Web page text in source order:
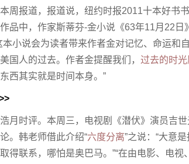
周报道，报道说，纽约时报2011十本好书
品中，作家斯蒂芬-金小说《63年11月22
本小说会为读者带来作者金对记忆、命运和
国人的过去。作者金提醒我们， 过去的时光
西其实就是时间本身。”
月时评。本周三，电视剧《潜伏》演员吉
。韩老师借此介绍“六度分离”之说：“大意
得联系，哪怕是奥巴马。”“在由电影、电